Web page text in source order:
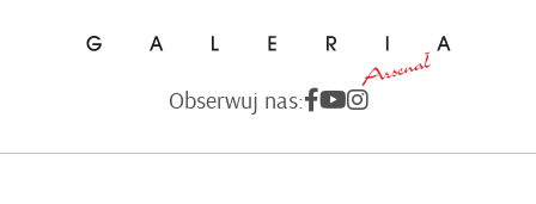
Obserwuj nas: